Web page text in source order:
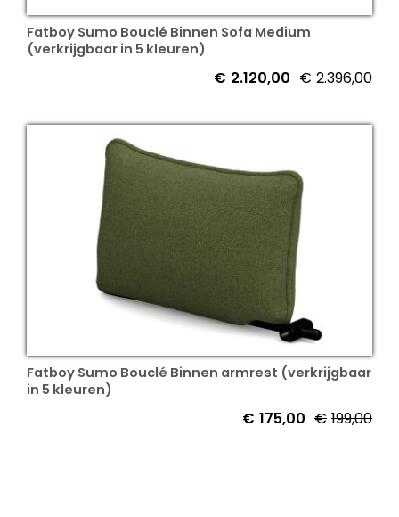
Fatboy Sumo Bouclé Binnen Sofa Medium
(verkrijgbaar in 5 kleuren)
€ 2.396,00
€ 2.120,00
Fatboy Sumo Bouclé Binnen armrest (verkrijgbaar
in 5 kleuren)
€ 199,00
€ 175,00